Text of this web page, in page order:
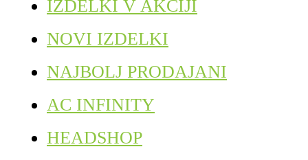
IZDELKI V AKCIJI
NOVI IZDELKI
NAJBOLJ PRODAJANI
AC INFINITY
HEADSHOP